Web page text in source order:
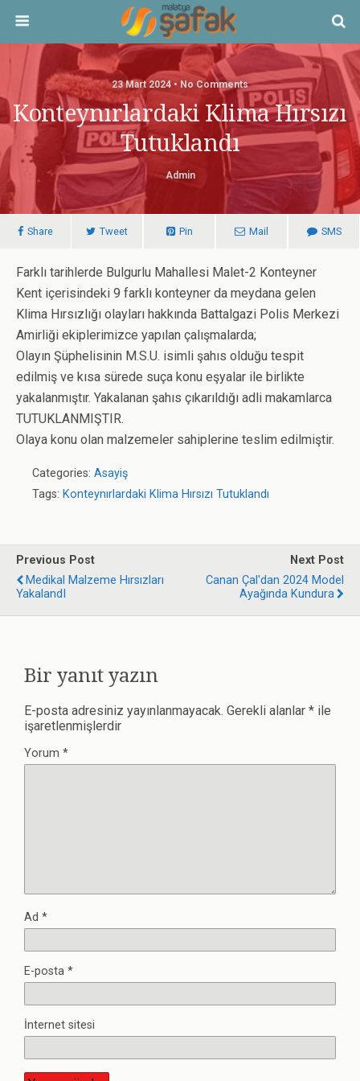
23 Mart 2024 • No Comments
Konteynırlardaki Klima Hırsızı
Tutuklandı
Admin
Share Tweet Pin Mail SMS
Farklı tarihlerde Bulgurlu Mahallesi Malet-2 Konteyner
Kent içerisindeki 9 farklı konteyner da meydana gelen
Klima Hırsızlığı olayları hakkında Battalgazi Polis Merkezi
Amirliği ekiplerimizce yapılan çalışmalarda;
Olayın Şüphelisinin M.S.U. isimli şahıs olduğu tespit
edilmiş ve kısa sürede suça konu eşyalar ile birlikte
yakalanmıştır. Yakalanan şahıs çıkarıldığı adli makamlarca
TUTUKLANMIŞTIR.
Olaya konu olan malzemeler sahiplerine teslim edilmiştir.
Categories: Asayiş
Tags: Konteynırlardaki Klima Hırsızı Tutuklandı
Previous Post
Medikal Malzeme Hırsızları
YakalandI
Next Post
Canan Çal'dan 2024 Model
Ayağında Kundura
Bir yanıt yazın
E-posta adresiniz yayınlanmayacak. Gerekli alanlar * ile
işaretlenmişlerdir
Yorum *
Ad *
E-posta *
İnternet sitesi